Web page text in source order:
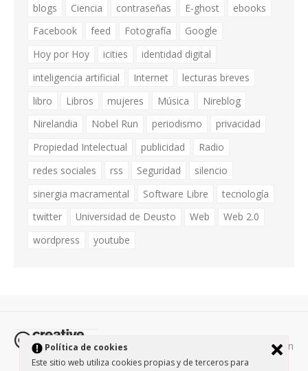
Política de cookies
Este sitio web utiliza cookies propias y de terceros para
blogs
Ciencia contraseñas E-ghost
ebooks
Facebook
feed Fotografía
Google
Hoy por Hoy
icities
identidad digital
inteligencia artificial
Internet
lecturas breves
libro
Libros mujeres Música
Nireblog
Nirelandia
Nobel Run periodismo
privacidad
Propiedad Intelectual
publicidad
Radio
redes sociales
rss Seguridad
silencio
sinergia macramental
Software Libre
tecnología
twitter
Universidad de Deusto Web
Web 2.0
wordpress
youtube
Todos los contenidos de esta página están
protegidos por la licencia Creative Commons Attribution-